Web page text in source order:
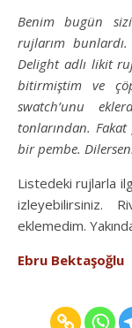
Benim bugün
rujlarım
Delight adlı likit
bitirmiştim ve
swatch’unu
tonlarından.
bir pembe.
Listedeki rujlarla
izleyebilirsiniz.
eklemedim.
Ebru Bektaşoğlu